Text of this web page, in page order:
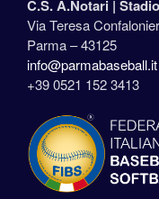
C.S. A.Notari |
Via Teresa
Parma – 43125
info@parmabaseball.it
+39 0521 152 3413